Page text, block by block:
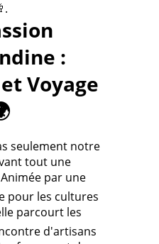
:
Voyage
seulement notre
tout une
par une
pour les cultures
parcourt les
d'artisans